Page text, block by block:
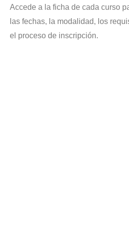
Accede a la ficha de cada curso
las fechas, la modalidad, los
el proceso de inscripción.